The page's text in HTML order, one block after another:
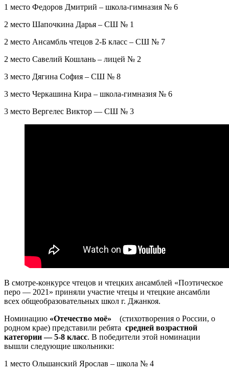
1 место Федоров Дмитрий – школа-гимназия № 6
2 место Шапочкина Дарья – СШ № 1
2 место Ансамбль чтецов 2-Б класс – СШ № 7
2 место Савелий Кошлань – лицей № 2
3 место Дягина София – СШ № 8
3 место Черкашина Кира – школа-гимназия № 6
3 место Вергелес Виктор — СШ № 3
В смотре-конкурсе чтецов и чтецких ансамблей «Поэтическое
перо — 2021» приняли участие чтецы и чтецкие ансамбли
всех общеобразовательных школ г. Джанкоя.
Номинацию «Отечество моё» (стихотворения о России, о
родном крае) представили ребята средней возрастной
категории — 5-8 класс. В победители этой номинации
вышли следующие школьники:
1 место Ольшанский Ярослав – школа № 4